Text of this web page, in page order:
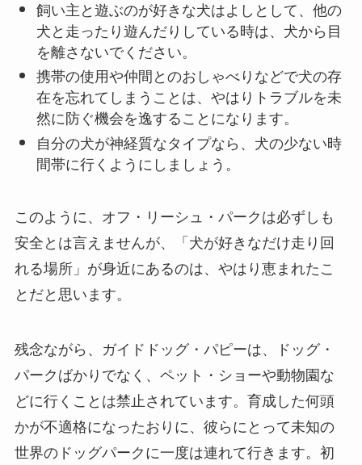
飼い主と遊ぶのが好きな犬はよしとして、他の
犬と走ったり遊んだりしている時は、犬から目
を離さないでください。
携帯の使用や仲間とのおしゃべりなどで犬の存
在を忘れてしまうことは、やはりトラブルを未
然に防ぐ機会を逸することになります。
自分の犬が神経質なタイプなら、犬の少ない時
間帯に行くようにしましょう。
このように、オフ・リーシュ・パークは必ずしも
安全とは言えませんが、「犬が好きなだけ走り回
れる場所」が身近にあるのは、やはり恵まれたこ
とだと思います。
残念ながら、ガイドドッグ・パピーは、ドッグ・
パークばかりでなく、ペット・ショーや動物園な
どに行くことは禁止されています。育成した何頭
かが不適格になったおりに、彼らにとって未知の
世界のドッグパークに一度は連れて行きます。初